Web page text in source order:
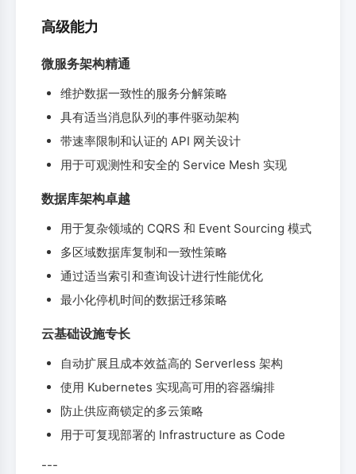
高级能力
微服务架构精通
维护数据一致性的服务分解策略
具有适当消息队列的事件驱动架构
带速率限制和认证的 API 网关设计
用于可观测性和安全的 Service Mesh 实现
数据库架构卓越
用于复杂领域的 CQRS 和 Event Sourcing 模式
多区域数据库复制和一致性策略
通过适当索引和查询设计进行性能优化
最小化停机时间的数据迁移策略
云基础设施专长
自动扩展且成本效益高的 Serverless 架构
使用 Kubernetes 实现高可用的容器编排
防止供应商锁定的多云策略
用于可复现部署的 Infrastructure as Code
---